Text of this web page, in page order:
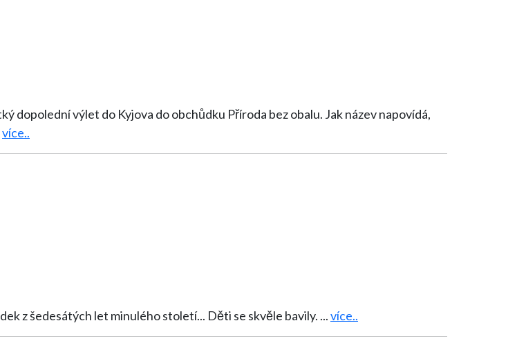
výlet do Kyjova do obchůdku Příroda bez obalu. Jak název napovídá,
více..
Nadšení zavládlo v ŠD2 po retro promítání obrázkových pohádek z šedesátých let minulého století... Děti se skvěle bavily. ...více..